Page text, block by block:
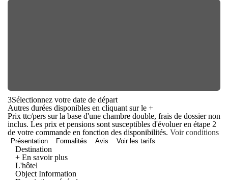
3Sélectionnez votre date de départ
Autres durées disponibles en cliquant sur le +
Prix ttc/pers sur la base d'une chambre double, frais de dossier non
inclus. Les prix et pensions sont susceptibles d'évoluer en étape 2
de votre commande en fonction des disponibilités. Voir conditions
Présentation Formalités Avis Voir les tarifs
Destination
+ En savoir plus
L'hôtel
Object Information